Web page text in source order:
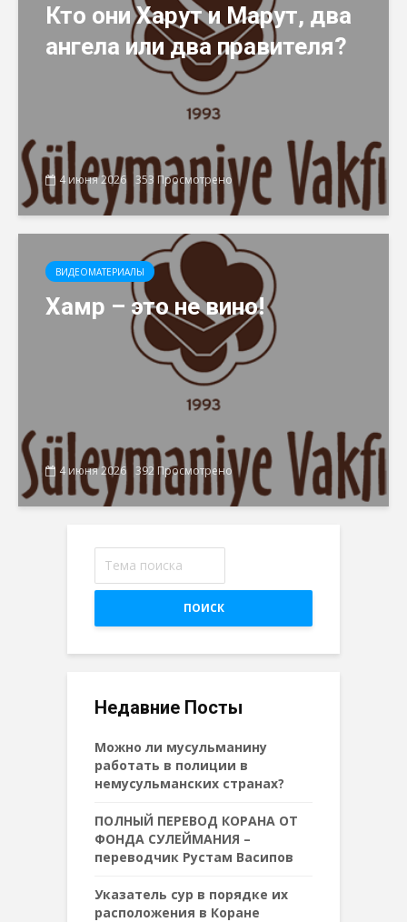
Кто они Харут и Марут, два
ангела или два правителя?
4 июня 2026 353 Просмотрено
ВИДЕОМАТЕРИАЛЫ
Хамр – это не вино!
4 июня 2026 392 Просмотрено
ПОИСК
Недавние Посты
Можно ли мусульманину
работать в полиции в
немусульманских странах?
ПОЛНЫЙ ПЕРЕВОД КОРАНА ОТ
ФОНДА СУЛЕЙМАНИЯ –
переводчик Рустам Васипов
Указатель сур в порядке их
расположения в Коране